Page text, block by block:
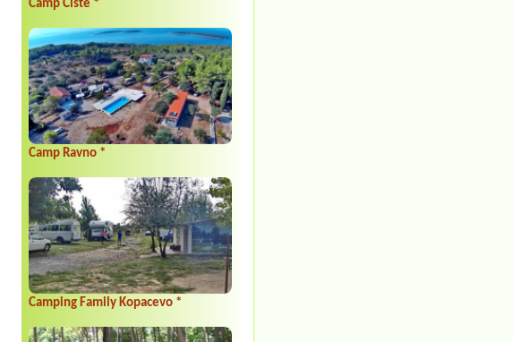
Camp Čiste *
Camp Ravno *
Camping Family Kopacevo *